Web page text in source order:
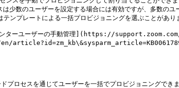
少数のユーザーを設定する場合には有効ですが、多数の
ンプレートによる一括プロビジョニングを選ぶことがあり
トセンターユーザーの手動管理](https://
プロセスを通じてユーザーを一括でプロビジョニングで